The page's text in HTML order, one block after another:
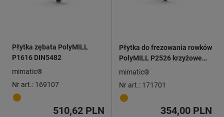
Płytka zębata PolyMILL
P1616 DIN5482
mimatic®
Nr art.: 169107
510,62 PLN
Płytka do frezowania rowków
PolyMILL P2526 krzyżowe
uzębienie
mimatic®
Nr art.: 171701
354,00 PLN